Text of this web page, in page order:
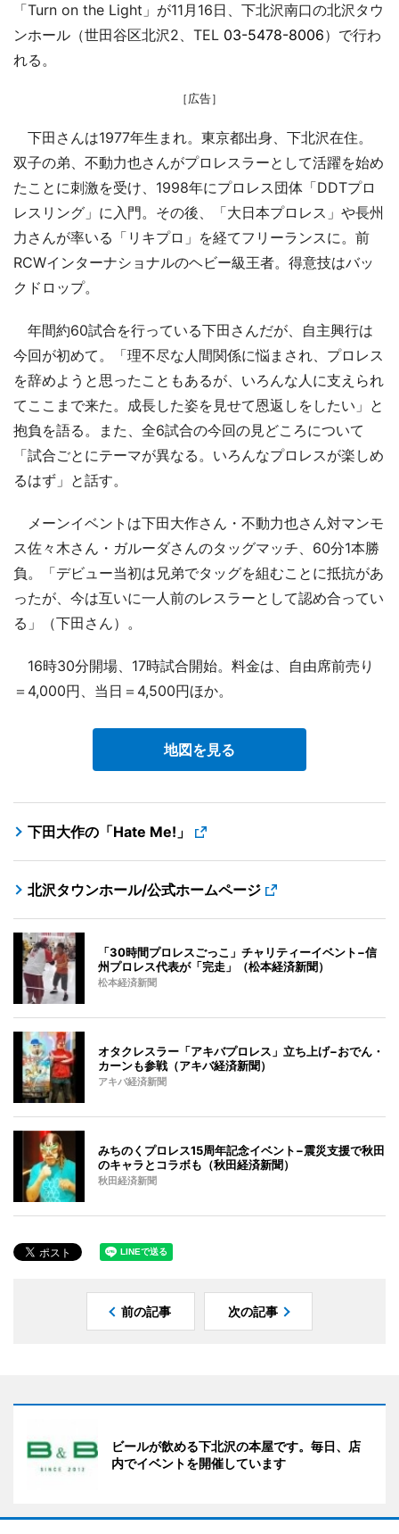
「Turn on the Light」が11月16日、下北沢南口の北沢タウ
ンホール（世田谷区北沢2、TEL 03-5478-8006）で行わ
れる。
［広告］
下田さんは1977年生まれ。東京都出身、下北沢在住。
双子の弟、不動力也さんがプロレスラーとして活躍を始め
たことに刺激を受け、1998年にプロレス団体「DDTプロ
レスリング」に入門。その後、「大日本プロレス」や長州
力さんが率いる「リキプロ」を経てフリーランスに。前
RCWインターナショナルのヘビー級王者。得意技はバッ
クドロップ。
年間約60試合を行っている下田さんだが、自主興行は
今回が初めて。「理不尽な人間関係に悩まされ、プロレス
を辞めようと思ったこともあるが、いろんな人に支えられ
てここまで来た。成長した姿を見せて恩返しをしたい」と
抱負を語る。また、全6試合の今回の見どころについて
「試合ごとにテーマが異なる。いろんなプロレスが楽しめ
るはず」と話す。
メーンイベントは下田大作さん・不動力也さん対マンモ
ス佐々木さん・ガルーダさんのタッグマッチ、60分1本勝
負。「デビュー当初は兄弟でタッグを組むことに抵抗があ
ったが、今は互いに一人前のレスラーとして認め合ってい
る」（下田さん）。
16時30分開場、17時試合開始。料金は、自由席前売り
＝4,000円、当日＝4,500円ほか。
地図を見る
下田大作の「Hate Me!」
北沢タウンホール/公式ホームページ
「30時間プロレスごっこ」チャリティーイベント−信
州プロレス代表が「完走」（松本経済新聞）
松本経済新聞
オタクレスラー「アキバプロレス」立ち上げ−おでん・
カーンも参戦（アキバ経済新聞）
アキバ経済新聞
みちのくプロレス15周年記念イベント−震災支援で秋田
のキャラとコラボも（秋田経済新聞）
秋田経済新聞
前の記事 次の記事
ビールが飲める下北沢の本屋です。毎日、店
内でイベントを開催しています